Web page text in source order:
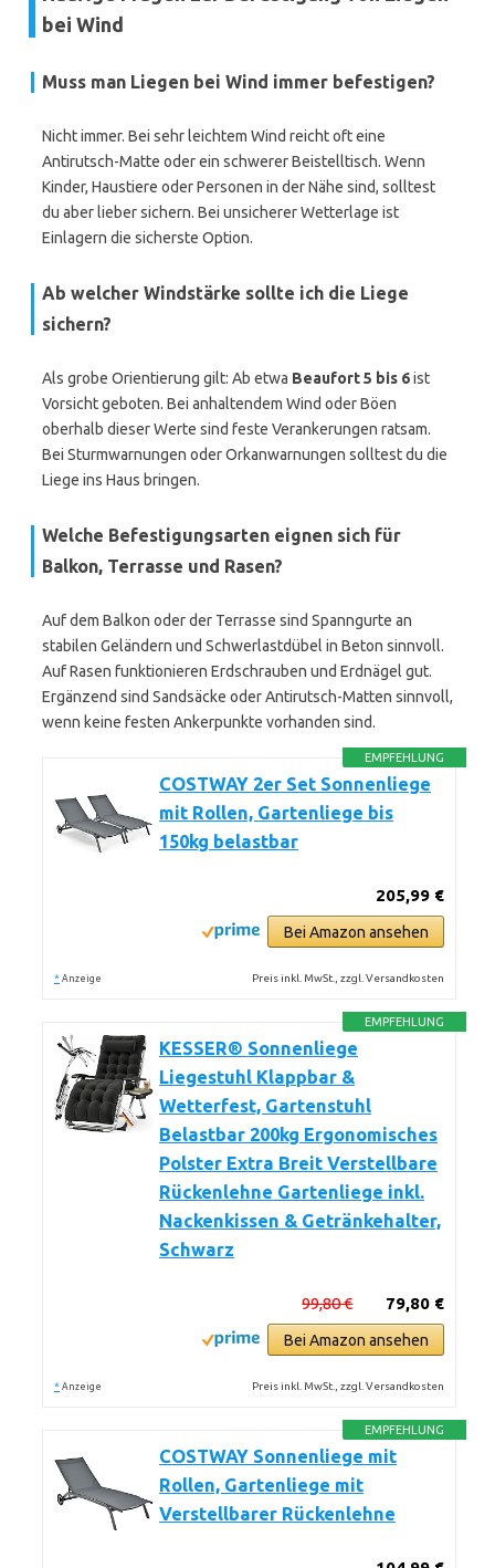
bei Wind
Muss man Liegen bei Wind immer befestigen?
Nicht immer. Bei sehr leichtem Wind reicht oft eine
Antirutsch-Matte oder ein schwerer Beistelltisch. Wenn
Kinder, Haustiere oder Personen in der Nähe sind, solltest
du aber lieber sichern. Bei unsicherer Wetterlage ist
Einlagern die sicherste Option.
Ab welcher Windstärke sollte ich die Liege
sichern?
Als grobe Orientierung gilt: Ab etwa Beaufort 5 bis 6ist
Vorsicht geboten. Bei anhaltendem Wind oder Böen
oberhalb dieser Werte sind feste Verankerungen ratsam.
Bei Sturmwarnungen oder Orkanwarnungen solltest du die
Liege ins Haus bringen.
Welche Befestigungsarten eignen sich für
Balkon, Terrasse und Rasen?
Auf dem Balkon oder der Terrasse sind Spanngurte an
stabilen Geländern und Schwerlastdübel in Beton sinnvoll.
Auf Rasen funktionieren Erdschrauben und Erdnägel gut.
Ergänzend sind Sandsäcke oder Antirutsch-Matten sinnvoll,
wenn keine festen Ankerpunkte vorhanden sind.
EMPFEHLUNG
COSTWAY 2er Set Sonnenliege
mit Rollen, Gartenliege bis
150kg belastbar
205,99 €
Bei Amazon ansehen
* Anzeige Preis inkl. MwSt., zzgl. Versandkosten
EMPFEHLUNG
KESSER® Sonnenliege
Liegestuhl Klappbar &
Wetterfest, Gartenstuhl
Belastbar 200kg Ergonomisches
Polster Extra Breit Verstellbare
Rückenlehne Gartenliege inkl.
Nackenkissen & Getränkehalter,
Schwarz
79,80 €
99,80 €
Bei Amazon ansehen
* Anzeige Preis inkl. MwSt., zzgl. Versandkosten
EMPFEHLUNG
COSTWAY Sonnenliege mit
Rollen, Gartenliege mit
Verstellbarer Rückenlehne